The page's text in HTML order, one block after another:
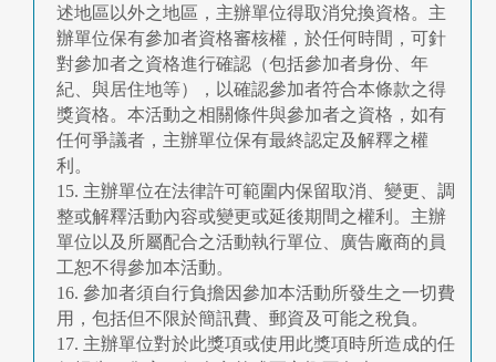
述地區以外之地區，主辦單位得取消兌換資格。主
辦單位保有參加者資格審核權，於任何時間，可針
對參加者之資格進行確認（包括參加者身份、年
紀、與居住地等），以確認參加者符合本條款之得
獎資格。本活動之相關條件與參加者之資格，如有
任何爭議者，主辦單位保有最終認定及解釋之權
利。
15. 主辦單位在法律許可範圍内保留取消、變更、調
整或解釋活動內容或變更或延後期間之權利。主辦
單位以及所屬配合之活動執行單位、廣告廠商的員
工恕不得參加本活動。
16. 參加者須自行負擔因參加本活動所發生之一切費
用，包括但不限於簡訊費、郵資及可能之稅負。
17. 主辦單位對於此獎項或使用此獎項時所造成的任